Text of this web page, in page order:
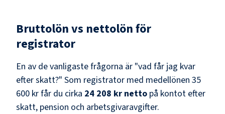
Bruttolön vs nettolön för
registrator
En av de vanligaste frågorna är "vad får jag kvar
efter skatt?" Som registrator med medellönen 35
600 krfår du cirka 24 208 kr netto på kontot efter
skatt, pension och arbetsgivaravgifter.